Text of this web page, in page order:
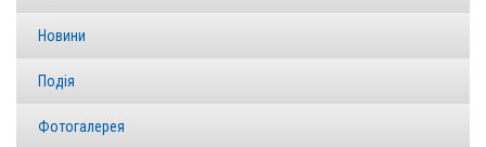
Новини
Подія
Фотогалерея